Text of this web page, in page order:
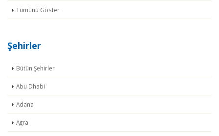
Tümünü Göster
Şehirler
Bütün Şehirler
Abu Dhabi
Adana
Agra